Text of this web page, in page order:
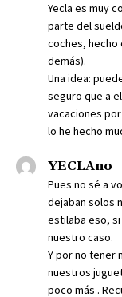
Yecla es muy
parte del
coches, hecho
demás).
Una idea:
seguro que a
vacaciones
lo he hecho
YECLAno
Pues no sé a
dejaban solos
estilaba eso,
nuestro caso.
Y por no tener
nuestros
poco más .